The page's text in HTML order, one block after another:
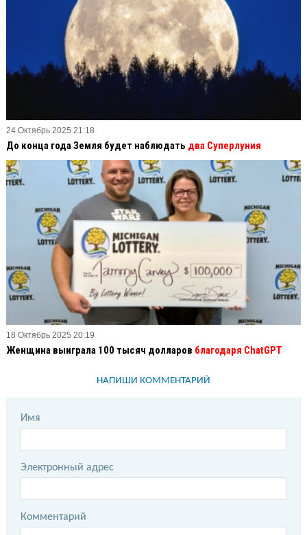
24 Октябрь 2025 21:18
До конца года Земля будет наблюдать два Суперлуния
18 Октябрь 2025 20:19
Женщина выиграла 100 тысяч долларов благодаря ChatGPT
НАПИШИ КОММЕНТАРИЙ
Имя
Электронный адрес
Комментарий